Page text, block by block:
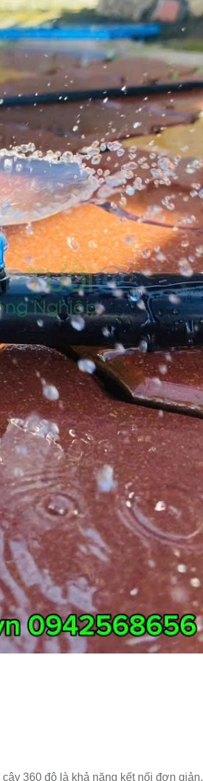
360 độ là khả năng kết nối đơn giản.